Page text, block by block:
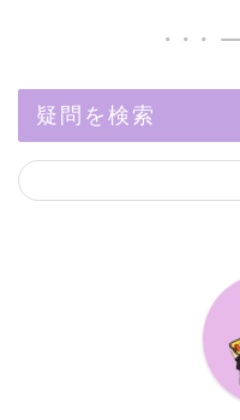
疑問を検索